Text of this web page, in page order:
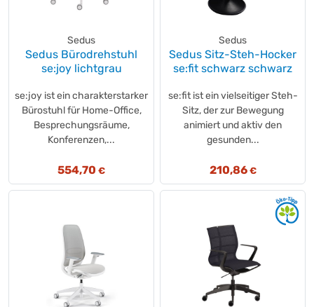
Ergotron (+1)
Fellowes®(+11)
FEROS (+48)
Floortex(+1)
FRANKEN(+5)
GROTHE(+1)
Hama(+34)
Hammerbacher
Hammerbacher
(+25)
Hetzel(+1)
Sedus
Sedus Bürodrehstuhl
se:joy lichtgrau
se:joy ist ein charakterstarker
Bürostuhl für Home-Office,
Besprechungsräume,
Konferenzen,...
554,70 €
Sedus
Sedus Sitz-Steh-Hocker
se:fit schwarz schwarz
se:fit ist ein vielseitiger Steh-
Sitz, der zur Bewegung
animiert und aktiv den
gesunden...
210,86€